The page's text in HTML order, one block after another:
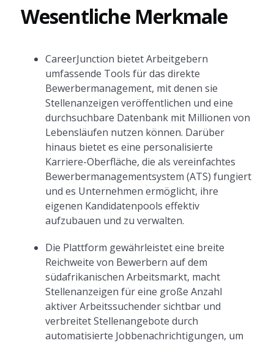
Wesentliche Merkmale
CareerJunction bietet Arbeitgebern
umfassende Tools für das direkte
Bewerbermanagement, mit denen sie
Stellenanzeigen veröffentlichen und eine
durchsuchbare Datenbank mit Millionen von
Lebensläufen nutzen können. Darüber
hinaus bietet es eine personalisierte
Karriere-Oberfläche, die als vereinfachtes
Bewerbermanagementsystem (ATS) fungiert
und es Unternehmen ermöglicht, ihre
eigenen Kandidatenpools effektiv
aufzubauen und zu verwalten.
Die Plattform gewährleistet eine breite
Reichweite von Bewerbern auf dem
südafrikanischen Arbeitsmarkt, macht
Stellenanzeigen für eine große Anzahl
aktiver Arbeitssuchender sichtbar und
verbreitet Stellenangebote durch
automatisierte Jobbenachrichtigungen, um